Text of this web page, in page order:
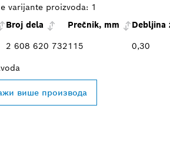
varijante proizvoda: 1
Broj dela Prečnik, mm Debljina
2 608 620 732115 0,30
више производа